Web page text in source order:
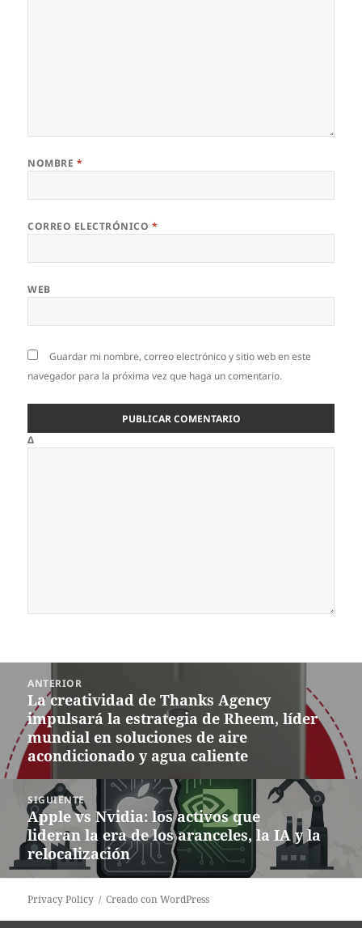
NOMBRE *
CORREO ELECTRÓNICO *
WEB
Guardar mi nombre, correo electrónico y sitio web en este
navegador para la próxima vez que haga un comentario.
Δ
entradas
ANTERIOR
Entrada
anterior:
La creatividad de Thanks Agency
impulsará la estrategia de Rheem, líder
mundial en soluciones de aire
acondicionado y agua caliente
SIGUIENTE
Siguiente
entrada:
Apple vs Nvidia: los activos que
lideran la era de los aranceles, la IA y la
relocalización
Privacy Policy Creado con WordPress